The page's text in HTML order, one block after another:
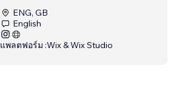
ENG, GB
English
แพลตฟอร์ม :Wix & Wix Studio